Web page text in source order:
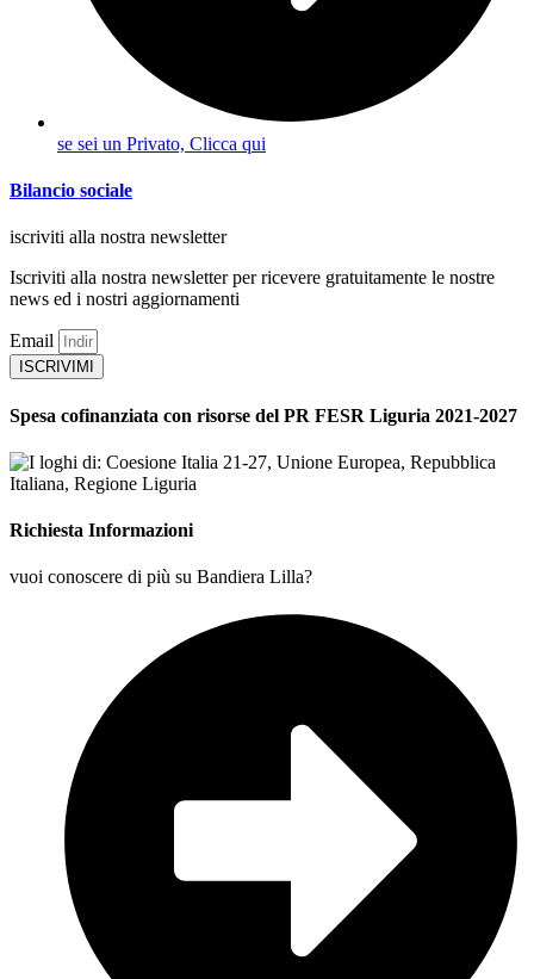
se sei un Privato, Clicca qui
Bilancio sociale
iscriviti alla nostra newsletter
Iscriviti alla nostra newsletter per ricevere gratuitamente le nostre
news ed i nostri aggiornamenti
Email
ISCRIVIMI
Spesa cofinanziata con risorse del PR FESR Liguria 2021-2027
Richiesta Informazioni
vuoi conoscere di più su Bandiera Lilla?